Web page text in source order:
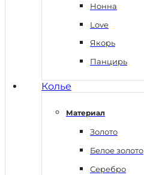
Нонна
Love
Якорь
Панцирь
Колье
Материал
Золото
Белое золото
Серебро